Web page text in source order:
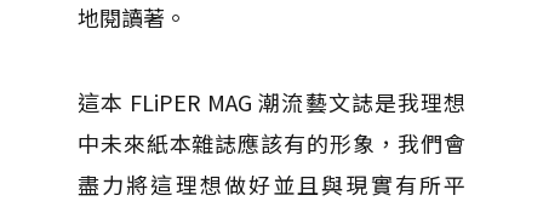
地閱讀著。
這本 FLiPER MAG 潮流藝文誌是我理想
中未來紙本雜誌應該有的形象，我們會
盡力將這理想做好並且與現實有所平